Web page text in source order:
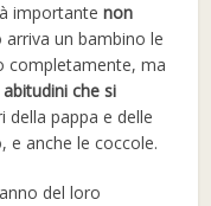
importantenon
arriva un bambino le
completamente, ma
che si
della pappa e delle
e anche le coccole.
del loro